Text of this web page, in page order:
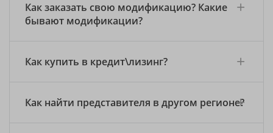
Как заказать свою модификацию? Какие
бывают модификации?
Как купить в кредит\лизинг?
Как найти представителя в другом регионе?